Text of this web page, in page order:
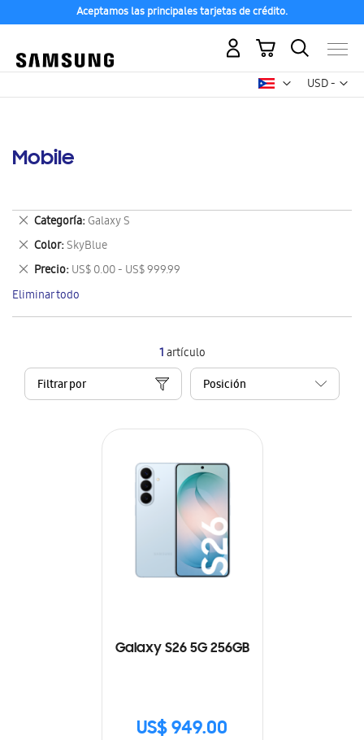
Aceptamos las principales tarjetas de crédito.
USD -
dólar
Mi carrito
Mobile
1artículo
Filtrar por
Galaxy S26 5G 256GB
US$ 949.00
Categoría Galaxy S
Eliminar
este
artículo
Color SkyBlue
Eliminar
este
artículo
Precio US$ 0.00 - US$ 999.99
Eliminar
este
artículo
Eliminar todo